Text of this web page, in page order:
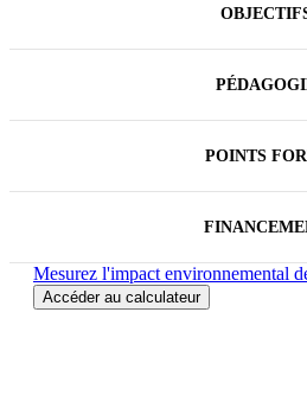
POINTS
Mesurez l'impact environnemental
Accéder au calculateur